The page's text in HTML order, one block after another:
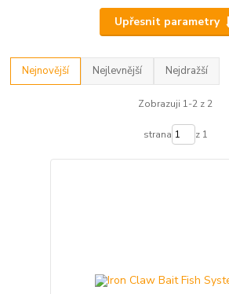
Upřesnit parametry
Nejnovější Nejlevnější Nejdražší
Zobrazuji 1-2 z 2
strana z 1